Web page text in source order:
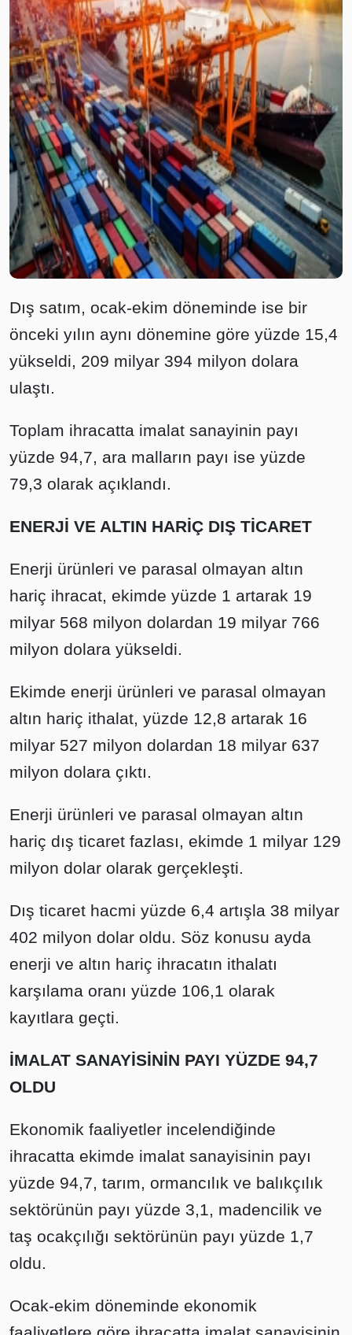
Dış satım, ocak-ekim döneminde ise bir
önceki yılın aynı dönemine göre yüzde 15,4
yükseldi, 209 milyar 394 milyon dolara
ulaştı.
Toplam ihracatta imalat sanayinin payı
yüzde 94,7, ara malların payı ise yüzde
79,3 olarak açıklandı.
ENERJİ VE ALTIN HARİÇ DIŞ TİCARET
Enerji ürünleri ve parasal olmayan altın
hariç ihracat, ekimde yüzde 1 artarak 19
milyar 568 milyon dolardan 19 milyar 766
milyon dolara yükseldi.
Ekimde enerji ürünleri ve parasal olmayan
altın hariç ithalat, yüzde 12,8 artarak 16
milyar 527 milyon dolardan 18 milyar 637
milyon dolara çıktı.
Enerji ürünleri ve parasal olmayan altın
hariç dış ticaret fazlası, ekimde 1 milyar 129
milyon dolar olarak gerçekleşti.
Dış ticaret hacmi yüzde 6,4 artışla 38 milyar
402 milyon dolar oldu. Söz konusu ayda
enerji ve altın hariç ihracatın ithalatı
karşılama oranı yüzde 106,1 olarak
kayıtlara geçti.
İMALAT SANAYİSİNİN PAYI YÜZDE 94,7
OLDU
Ekonomik faaliyetler incelendiğinde
ihracatta ekimde imalat sanayisinin payı
yüzde 94,7, tarım, ormancılık ve balıkçılık
sektörünün payı yüzde 3,1, madencilik ve
taş ocakçılığı sektörünün payı yüzde 1,7
oldu.
Ocak-ekim döneminde ekonomik